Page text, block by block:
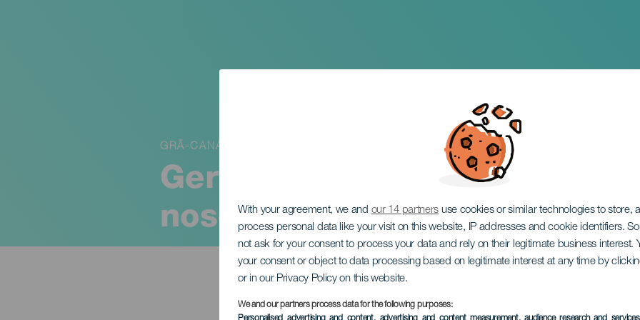
With your agreement, we and our 14 partners use cookies or similar technologies to store,
process personal data like your visit on this website, IP addresses and cookie identifiers.
not ask for your consent to process your data and rely on their legitimate business interest.
your consent or object to data processing based on legitimate interest at any time by
or in our Privacy Policy on this website.
We and our partners process data for the following purposes:
Ger "Si la vida es un
nosotras también". Gran
GRÃ-CANÁRIA
EVENTO PASSADO